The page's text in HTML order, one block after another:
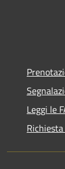
Leggi le